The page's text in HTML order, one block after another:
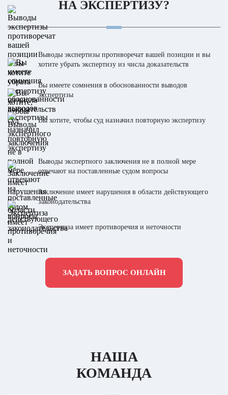
НА ЭКСПЕРТИЗУ?
Выводы экспертизы противоречат вашей позиции и вы
хотите убрать экспертизу из числа доказательств
Вы имеете сомнения в обоснованности выводов
экспертизы
Вы хотите, чтобы суд назначил повторную экспертизу
Выводы экспертного заключения не в полной мере
отвечают на поставленные судом вопросы
Заключение имеет нарушения в области действующего
законодательства
Экспертиза имеет противоречия и неточности
ЗАДАТЬ ВОПРОС ОНЛАЙН
НАША
КОМАНДА